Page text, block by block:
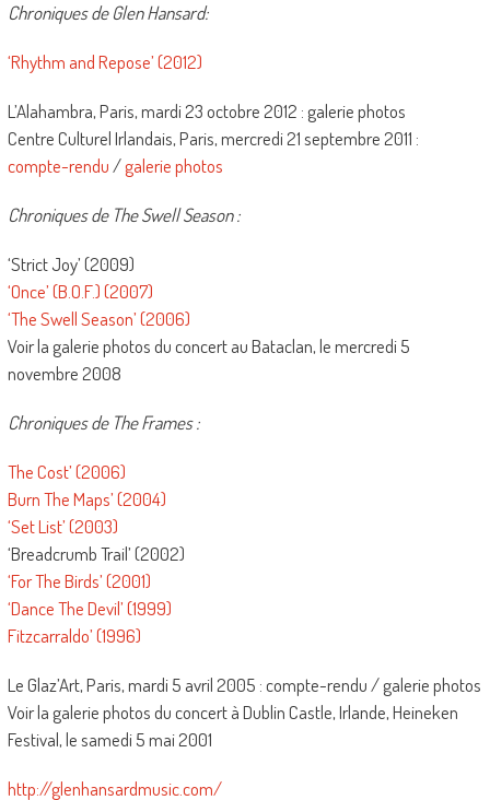
Chroniques de Glen Hansard:
‘Rhythm and Repose’ (2012)
L’Alahambra, Paris, mardi 23 octobre 2012 : galerie photos
Centre Culturel Irlandais, Paris, mercredi 21 septembre 2011 :
compte-rendu/galerie photos
Chroniques de The Swell Season :
‘Strict Joy’ (2009)
‘Once’ (B.O.F.) (2007)
‘The Swell Season’ (2006)
Voir la galerie photos du concert au Bataclan, le mercredi 5
novembre 2008
Chroniques de The Frames :
The Cost’ (2006)
Burn The Maps’ (2004)
‘Set List’ (2003)
‘Breadcrumb Trail’ (2002)
‘For The Birds’ (2001)
‘Dance The Devil’ (1999)
Fitzcarraldo’ (1996)
Le Glaz’Art, Paris, mardi 5 avril 2005 : compte-rendu / galerie photos
Voir la galerie photos du concert à Dublin Castle, Irlande, Heineken
Festival, le samedi 5 mai 2001
http://glenhansardmusic.com/